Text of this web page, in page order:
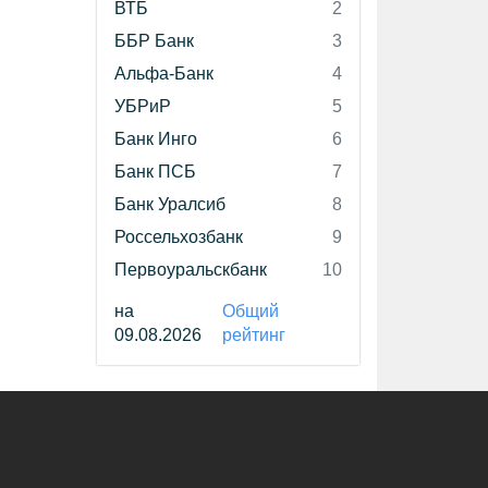
ВТБ
2
ББР Банк
3
Альфа-Банк
4
УБРиР
5
Банк Инго
6
Банк ПСБ
7
Банк Уралсиб
8
Россельхозбанк
9
Первоуральскбанк
10
на
09.08.2026
Общий
рейтинг